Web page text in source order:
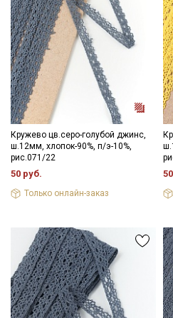
Кружево цв.серо-голубой джинс,
ш.12мм, хлопок-90%, п/э-10%,
рис.071/22
50 руб.
Только онлайн-заказ